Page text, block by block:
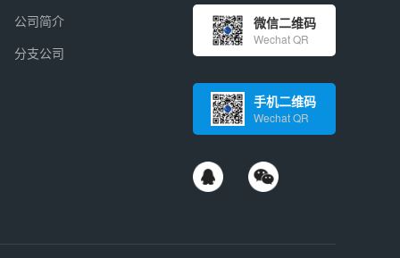
公司简介
分支公司
微信二维码
Wechat QR
手机二维码
Wechat QR